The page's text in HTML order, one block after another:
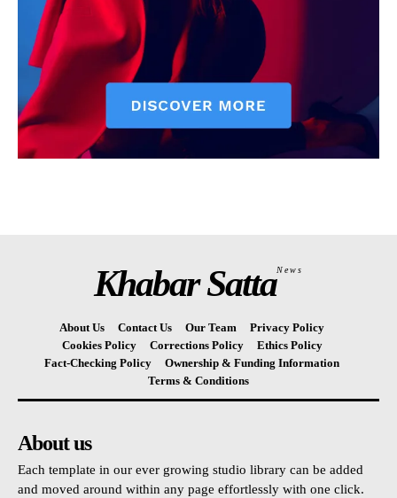
Khabar SattaNews
About Us Contact Us Our Team
Privacy Policy
Cookies Policy
Corrections Policy
Ethics Policy
Fact-Checking Policy
Ownership & Funding Information
Terms & Conditions
About us
Each template in our ever growing studio library can be added
and moved around within any page effortlessly with one click.